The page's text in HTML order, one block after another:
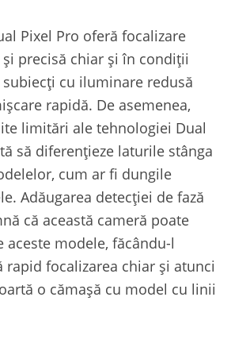
Pixel Pro oferă focalizare
precisă chiar și în condiții
cu iluminare redusă
rapidă. De asemenea,
limitări ale tehnologiei Dual
să diferențieze laturile stânga
cum ar fi dungile
Adăugarea detecției de fază
că această cameră poate
modele, făcându-l
rapid focalizarea chiar și atunci
o cămașă cu model cu linii